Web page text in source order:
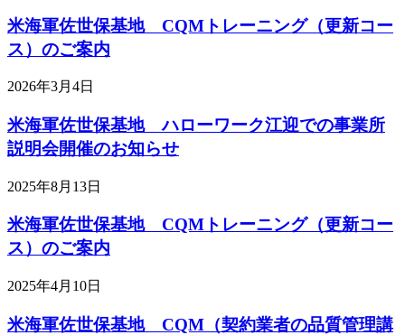
米海軍佐世保基地 CQMトレーニング（更新コー
ス）のご案内
2026年3月4日
米海軍佐世保基地 ハローワーク江迎での事業所
説明会開催のお知らせ
2025年8月13日
米海軍佐世保基地 CQMトレーニング（更新コー
ス）のご案内
2025年4月10日
米海軍佐世保基地 CQM（契約業者の品質管理講